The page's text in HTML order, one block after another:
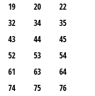
19 20
22
32 34
35
43 44
45
52 53
54
61 63
64
74 75 76